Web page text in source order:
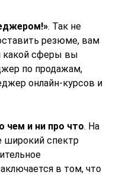
. Так не
резюме, вам
какой сферы вы
по продажам,
онлайн-курсов и
чем и ни про что. На
широкий спектр
в том, что